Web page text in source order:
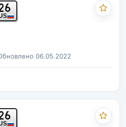
06.05.2022